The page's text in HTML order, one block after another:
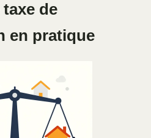
de
en pratique